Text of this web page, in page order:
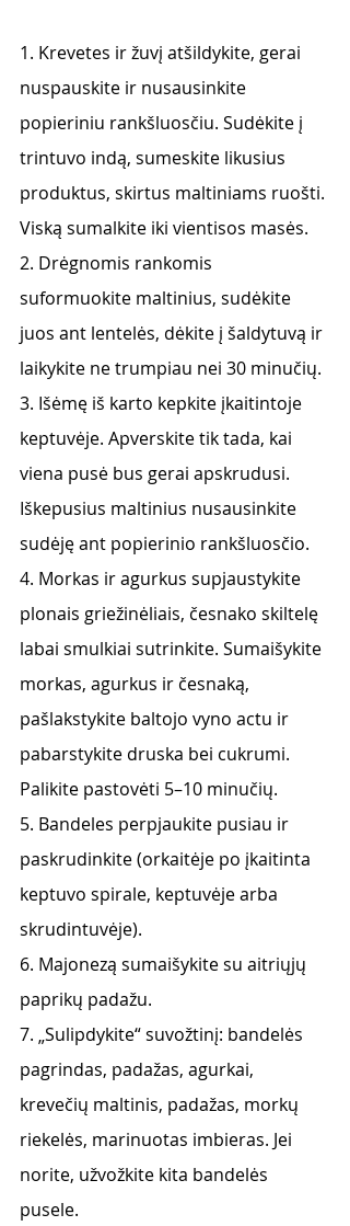
1. Krevetes ir žuvį atšildykite, gerai
nuspauskite ir nusausinkite
popieriniu rankšluosčiu. Sudėkite į
trintuvo indą, sumeskite likusius
produktus, skirtus maltiniams ruošti.
Viską sumalkite iki vientisos masės.
2. Drėgnomis rankomis
suformuokite maltinius, sudėkite
juos ant lentelės, dėkite į šaldytuvą ir
laikykite ne trumpiau nei 30 minučių.
3. Išėmę iš karto kepkite įkaitintoje
keptuvėje. Apverskite tik tada, kai
viena pusė bus gerai apskrudusi.
Iškepusius maltinius nusausinkite
sudėję ant popierinio rankšluosčio.
4. Morkas ir agurkus supjaustykite
plonais griežinėliais, česnako skiltelę
labai smulkiai sutrinkite. Sumaišykite
morkas, agurkus ir česnaką,
pašlakstykite baltojo vyno actu ir
pabarstykite druska bei cukrumi.
Palikite pastovėti 5–10 minučių.
5. Bandeles perpjaukite pusiau ir
paskrudinkite (orkaitėje po įkaitinta
keptuvo spirale, keptuvėje arba
skrudintuvėje).
6. Majonezą sumaišykite su aitriųjų
paprikų padažu.
7. „Sulipdykite“ suvožtinį: bandelės
pagrindas, padažas, agurkai,
krevečių maltinis, padažas, morkų
riekelės, marinuotas imbieras. Jei
norite, užvožkite kita bandelės
pusele.